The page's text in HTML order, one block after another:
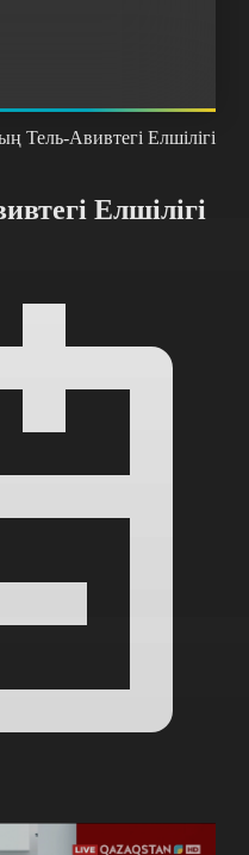
Тель-Авивтегі Елшілігі
Елшілігі